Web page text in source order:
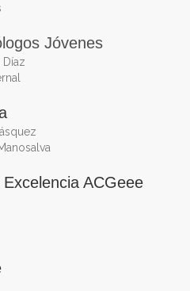
Jóvenes
Díaz
ACGeee